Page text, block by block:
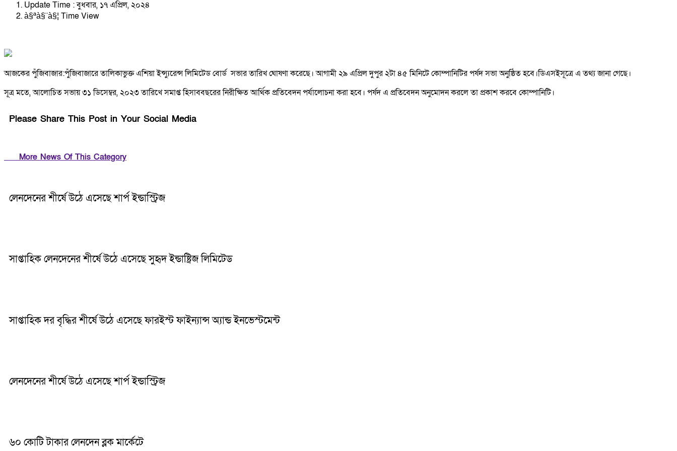
Update Time : বুধবার, ১৭ এপ্রিল, ২০২৪
à§ªà§¨à§¦ Time View
আজকের পুঁজিবাজার:পুঁজিবাজারে তালিকাভুক্ত এশিয়া ইন্স্যুরেন্স লিমিটেড বোর্ড সভার তারিখ ঘোষণা করেছে। আগামী ২৯ এপ্রিল দুপুর ২টা ৪৫ মিনিটে কোম্পানিটির পর্ষদ সভা অনুষ্ঠিত হবে।ডিএসইসূত্রে এ তথ্য জানা গেছে।
সূত্র মতে, আলোচিত সভায় ৩১ ডিসেম্বর, ২০২৩ তারিখে সমাপ্ত হিসাববছরের নিরীক্ষিত আর্থিক প্রতিবেদন পর্যালোচনা করা হবে। পর্ষদ এ প্রতিবেদন অনুমোদন করলে তা প্রকাশ করবে কোম্পানিটি।
Please Share This Post in Your Social Media
More News Of This Category
লেনদেনের শীর্ষে উঠে এসেছে শার্প ইন্ডাস্ট্রিজ
সাপ্তাহিক লেনদেনের শীর্ষে উঠে এসেছে সুহৃদ ইন্ডাষ্ট্রিজ লিমিটেড
সাপ্তাহিক দর বৃদ্ধির শীর্ষে উঠে এসেছে ফারইস্ট ফাইন্যান্স অ্যান্ড ইনভেস্টমেন্ট
লেনদেনের শীর্ষে উঠে এসেছে শার্প ইন্ডাস্ট্রিজ
৬০ কোটি টাকার লেনদেন ব্লক মার্কেটে